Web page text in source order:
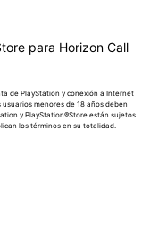
para Horizon Call
de PlayStation y conexión a Internet
menores de 18 años deben
y PlayStation®Store están sujetos
los términos en su totalidad.